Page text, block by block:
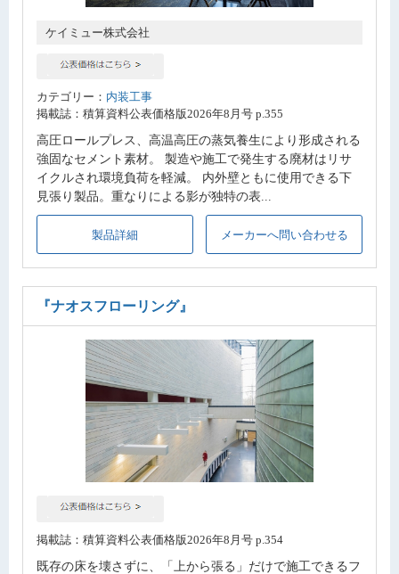
ケイミュー株式会社
カテゴリー： 内装工事
掲載誌：積算資料公表価格版2026年8月号 p.355
高圧ロールプレス、高温高圧の蒸気養生により形成される
強固なセメント素材。 製造や施工で発生する廃材はリサ
イクルされ環境負荷を軽減。 内外壁ともに使用できる下
見張り製品。重なりによる影が独特の表...
製品詳細 メーカーへ問い合わせる
『ナオスフローリング』
掲載誌：積算資料公表価格版2026年8月号 p.354
既存の床を壊さずに、「上から張る」だけで施工できるフ